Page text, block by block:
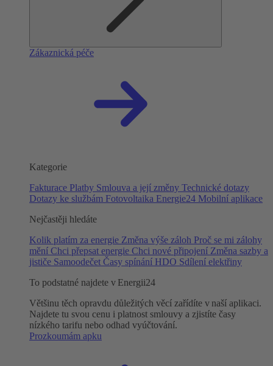
Zákaznická péče
Kategorie
Fakturace Platby Smlouva a její změny Technické dotazy
Dotazy ke službám Fotovoltaika Energie24 Mobilní aplikace
Nejčastěji hledáte
Kolik platím za energie Změna výše záloh Proč se mi zálohy
mění Chci přepsat energie Chci nové připojení Změna sazby a
jističe Samoodečet Časy spínání HDO Sdílení elektřiny
To podstatné najdete v Energii24
Většinu těch opravdu důležitých věcí zařídíte v naší aplikaci.
Najdete tu svou cenu i platnost smlouvy a zjistíte časy
nízkého tarifu nebo odhad vyúčtování.
Prozkoumám apku